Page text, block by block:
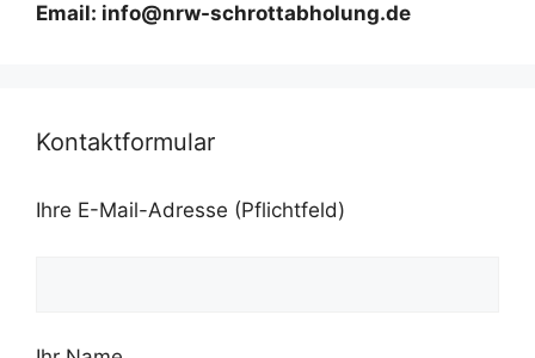
Email: info@nrw-schrottabholung.de
Kontaktformular
Ihre E-Mail-Adresse (Pflichtfeld)